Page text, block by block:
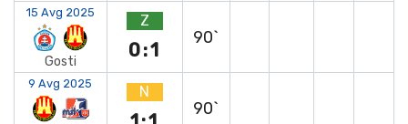
15 Avg 2025
Gosti
Z
0:1
90`
9 Avg 2025 N
90`